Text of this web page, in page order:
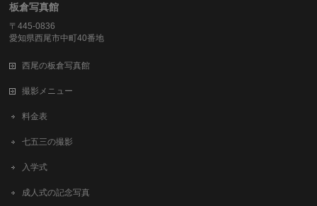
板倉写真館
〒445-0836
愛知県西尾市中町40番地
西尾の板倉写真館
撮影メニュー
料金表
七五三の撮影
入学式
成人式の記念写真